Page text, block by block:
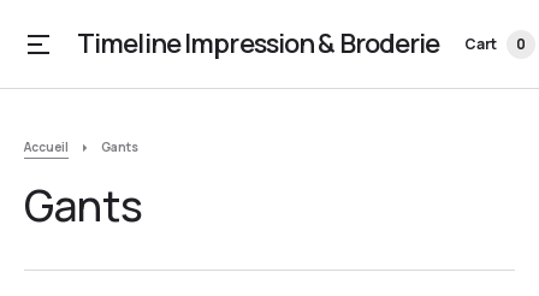
Timeline Impression & Broderie Cart 0
Accueil Gants
Gants